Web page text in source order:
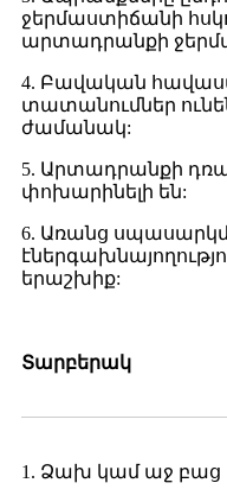
ջերմաստիճանի
արտադրանքի
4. Բավական
տատանումներ
ժամանակ:
5. Արտադրանքի
փոխարինելի են:
6. Առանց
երաշխիք:
Տարբերակ
1. Ձախ կամ աջ բաց